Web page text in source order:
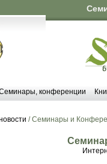
конференции
/ Семинары и